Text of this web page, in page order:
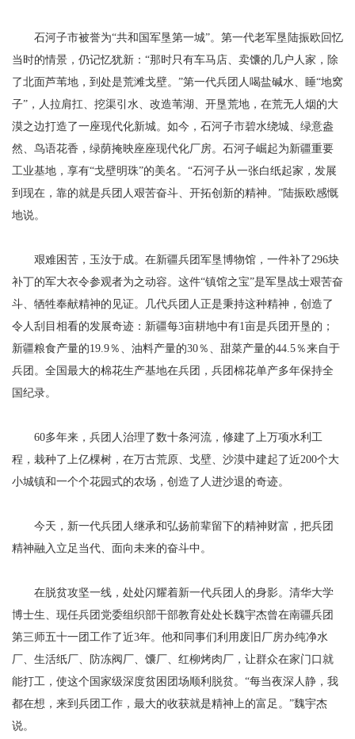
石河子市被誉为“共和国军垦第一城”。第一代老军垦陆振欧回忆
当时的情景，仍记忆犹新：“那时只有车马店、卖馕的几户人家，除
了北面芦苇地，到处是荒滩戈壁。”第一代兵团人喝盐碱水、睡“地窝
子”，人拉肩扛、挖渠引水、改造苇湖、开垦荒地，在荒无人烟的大
漠之边打造了一座现代化新城。如今，石河子市碧水绕城、绿意盎
然、鸟语花香，绿荫掩映座座现代化厂房。石河子崛起为新疆重要
工业基地，享有“戈壁明珠”的美名。“石河子从一张白纸起家，发展
到现在，靠的就是兵团人艰苦奋斗、开拓创新的精神。”陆振欧感慨
地说。
艰难困苦，玉汝于成。在新疆兵团军垦博物馆，一件补了296块
补丁的军大衣令参观者为之动容。这件“镇馆之宝”是军垦战士艰苦奋
斗、牺牲奉献精神的见证。几代兵团人正是秉持这种精神，创造了
令人刮目相看的发展奇迹：新疆每3亩耕地中有1亩是兵团开垦的；
新疆粮食产量的19.9％、油料产量的30％、甜菜产量的44.5％来自于
兵团。全国最大的棉花生产基地在兵团，兵团棉花单产多年保持全
国纪录。
60多年来，兵团人治理了数十条河流，修建了上万项水利工
程，栽种了上亿棵树，在万古荒原、戈壁、沙漠中建起了近200个大
小城镇和一个个花园式的农场，创造了人进沙退的奇迹。
今天，新一代兵团人继承和弘扬前辈留下的精神财富，把兵团
精神融入立足当代、面向未来的奋斗中。
在脱贫攻坚一线，处处闪耀着新一代兵团人的身影。清华大学
博士生、现任兵团党委组织部干部教育处处长魏宇杰曾在南疆兵团
第三师五十一团工作了近3年。他和同事们利用废旧厂房办纯净水
厂、生活纸厂、防冻阀厂、馕厂、红柳烤肉厂，让群众在家门口就
能打工，使这个国家级深度贫困团场顺利脱贫。“每当夜深人静，我
都在想，来到兵团工作，最大的收获就是精神上的富足。”魏宇杰
说。